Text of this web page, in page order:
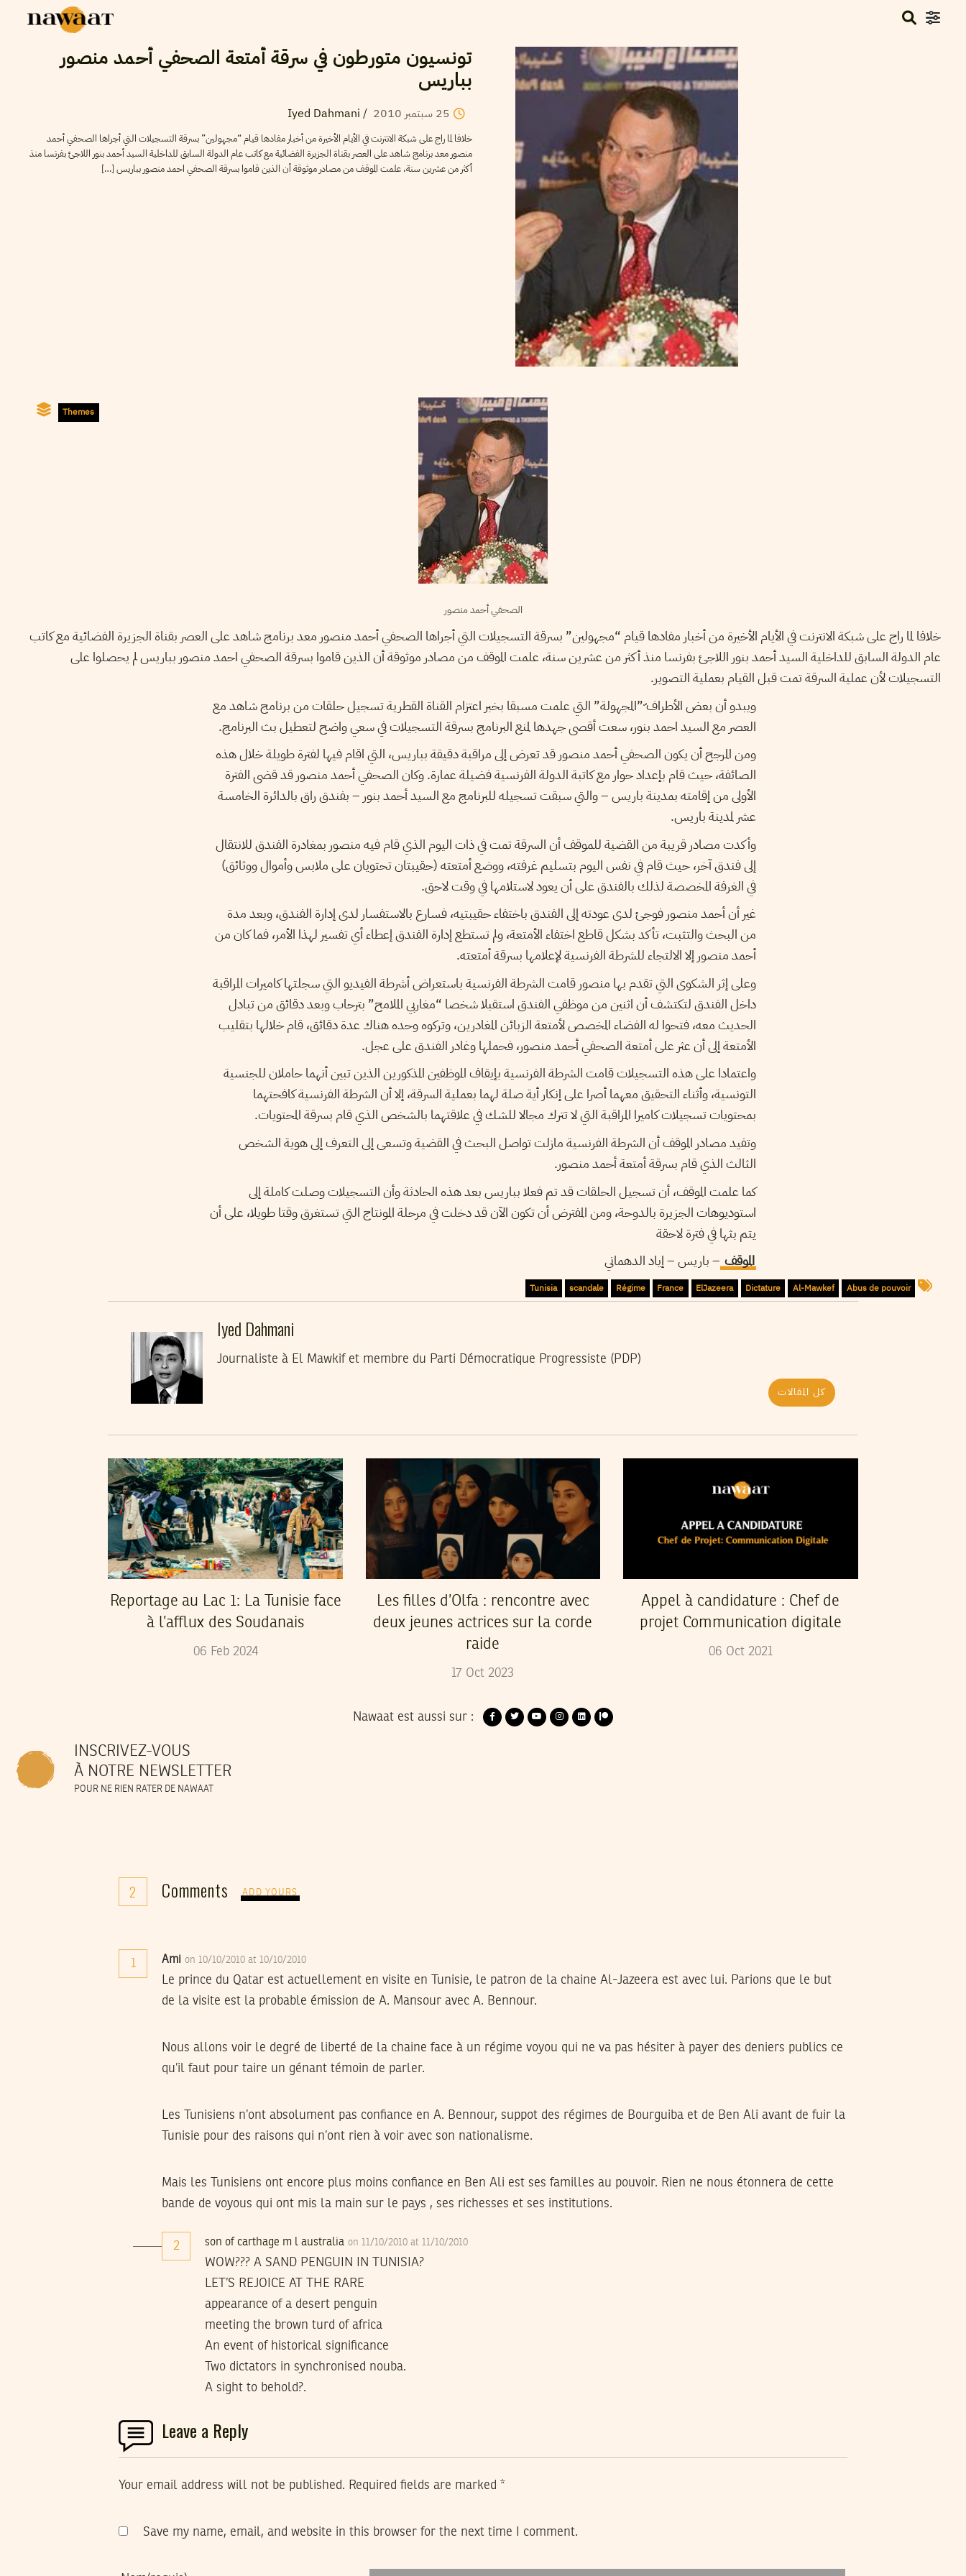
تونسيون متورطون في سرقة أمتعة الصحفي أحمد منصور
بباريس
25 سبتمبر 2010
/
Iyed Dahmani
خلافا لما راج على شبكة الانترنت في الأيام الأخيرة من أخبار مفادها قيام “مجهولين” بسرقة التسجيلات التي أجراها الصحفي أحمد
منصور معد برنامج شاهد على العصر بقناة الجزيرة الفضائية مع كاتب عام الدولة السابق للداخلية السيد أحمد بنور اللاجئ بفرنسا منذ
أكثر من عشرين سنة، علمت الموقف من مصادر موثوقة أن الذين قاموا بسرقة الصحفي احمد منصور بباريس […]
Themes
الصحفي أحمد منصور
خلافا لما راج على شبكة الانترنت في الأيام الأخيرة من أخبار مفادها قيام “مجهولين” بسرقة التسجيلات التي أجراها الصحفي أحمد منصور معد برنامج شاهد على العصر بقناة الجزيرة الفضائية مع كاتب
عام الدولة السابق للداخلية السيد أحمد بنور اللاجئ بفرنسا منذ أكثر من عشرين سنة، علمت الموقف من مصادر موثوقة أن الذين قاموا بسرقة الصحفي احمد منصور بباريس لم يحصلوا على
التسجيلات لأن عملية السرقة تمت قبل القيام بعملية التصوير.
ويبدو أن بعض الأطراف ّ”المجهولة” التي علمت مسبقا بخبر اعتزام القناة القطرية تسجيل حلقات من برنامج شاهد مع
العصر مع السيد احمد بنور، سعت أقصى جهدها لمنع البرنامج بسرقة التسجيلات في سعي واضح لتعطيل بث البرنامج.
ومن المرجح أن يكون الصحفي أحمد منصور قد تعرض إلى مراقبة دقيقة بباريس، التي اقام فيها لفترة طويلة خلال هذه
الصائفة، حيث قام بإعداد حوار مع كاتبة الدولة الفرنسية فضيلة عمارة. وكان الصحفي أحمد منصور قد قضى الفترة
الأولى من إقامته بمدينة باريس – والتي سبقت تسجيله للبرنامج مع السيد أحمد بنور – بفندق راق بالدائرة الخامسة
عشر لمدينة باريس.
وأكدت مصادر قريبة من القضية للموقف أن السرقة تمت في ذات اليوم الذي قام فيه منصور بمغادرة الفندق للانتقال
إلى فندق آخر، حيث قام في نفس اليوم بتسليم غرفته، ووضع أمتعته (حقيبتان تحتويان على ملابس وأموال ووثائق)
في الغرفة المخصصة لذلك بالفندق على أن يعود لاستلامها في وقت لاحق.
غير أن أحمد منصور فوجئ لدى عودته إلى الفندق باختفاء حقيبتيه، فسارع بالاستفسار لدى إدارة الفندق، وبعد مدة
من البحث والتثبت، تأكد بشكل قاطع اختفاء الأمتعة، ولم تستطع إدارة الفندق إعطاء أي تفسير لهذا الأمر، فما كان من
أحمد منصور إلا الالتجاء للشرطة الفرنسية لإعلامها بسرقة أمتعته.
وعلى إثر الشكوى التي تقدم بها منصور قامت الشرطة الفرنسية باستعراض أشرطة الفيديو التي سجلتها كاميرات المراقبة
داخل الفندق لتكتشف أن اثنين من موظفي الفندق استقبلا شخصا “مغاربي الملامح” بترحاب وبعد دقائق من تبادل
الحديث معه، فتحوا له الفضاء المخصص لأمتعة الزبائن المغادرين، وتركوه وحده هناك عدة دقائق، قام خلالها بتقليب
الأمتعة إلى أن عثر على أمتعة الصحفي أحمد منصور، فحملها وغادر الفندق على عجل.
واعتمادا على هذه التسجيلات قامت الشرطة الفرنسية بإيقاف الموظفين المذكورين الذين تبين أنهما حاملان للجنسية
التونسية، وأثناء التحقيق معهما أصرا على إنكار أية صلة لهما بعملية السرقة، إلا أن الشرطة الفرنسية كافحتهما
بمحتويات تسجيلات كاميرا المراقبة التي لا تترك مجالا للشك في علاقتهما بالشخص الذي قام بسرقة المحتويات.
وتفيد مصادر الموقف أن الشرطة الفرنسية مازلت تواصل البحث في القضية وتسعى إلى التعرف إلى هوية الشخص
الثالث الذي قام بسرقة أمتعة أحمد منصور.
كما علمت الموقف، أن تسجيل الحلقات قد تم فعلا بباريس بعد هذه الحادثة وأن التسجيلات وصلت كاملة إلى
استوديوهات الجزيرة بالدوحة، ومن المفترض أن تكون الآن قد دخلت في مرحلة المونتاج التي تستغرق وقتا طويلا، على أن
يتم بثها في فترة لاحقة
الموقف – باريس –إياد الدهماني
Abus de pouvoir
Al-Mawkef
Dictature
ElJazeera
France
Régime
scandale
Tunisia
Iyed Dahmani
Journaliste à El Mawkif et membre du Parti Démocratique Progressiste (PDP)
كل المقالات
Reportage au Lac 1: La Tunisie face
à l’afflux des Soudanais
06 Feb 2024
Les filles d’Olfa : rencontre avec
deux jeunes actrices sur la corde
raide
17 Oct 2023
Appel à candidature : Chef de
projet Communication digitale
06 Oct 2021
Nawaat est aussi sur :
INSCRIVEZ-VOUS
À NOTRE NEWSLETTER
POUR NE RIEN RATER DE NAWAAT
2 Comments ADD YOURS
1 Ami on 10/10/2010 at 10/10/2010
Le prince du Qatar est actuellement en visite en Tunisie, le patron de la chaine Al-Jazeera est avec lui. Parions que le but
de la visite est la probable émission de A. Mansour avec A. Bennour.
Nous allons voir le degré de liberté de la chaine face à un régime voyou qui ne va pas hésiter à payer des deniers publics ce
qu’il faut pour taire un génant témoin de parler.
Les Tunisiens n’ont absolument pas confiance en A. Bennour, suppot des régimes de Bourguiba et de Ben Ali avant de fuir la
Tunisie pour des raisons qui n’ont rien à voir avec son nationalisme.
Mais les Tunisiens ont encore plus moins confiance en Ben Ali est ses familles au pouvoir. Rien ne nous étonnera de cette
bande de voyous qui ont mis la main sur le pays , ses richesses et ses institutions.
2 son of carthage m l australia on 11/10/2010 at 11/10/2010
WOW??? A SAND PENGUIN IN TUNISIA?
LET’S REJOICE AT THE RARE
appearance of a desert penguin
meeting the brown turd of africa
An event of historical significance
Two dictators in synchronised nouba.
A sight to behold?.
Leave a Reply
Your email address will not be published. Required fields are marked *
Save my name, email, and website in this browser for the next time I comment.